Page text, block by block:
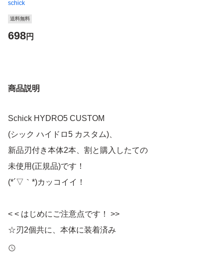
schick
送料無料
698円
商品説明
Schick HYDRO5 CUSTOM
(シック ハイドロ5 カスタム)、
新品刃付き本体2本、割と購入したての
未使用(正規品)です！
(*´▽｀*)カッコイイ！
< < はじめにご注意点です！ >>
☆刃2個共に、本体に装着済み
☆刃の総数は『2』です